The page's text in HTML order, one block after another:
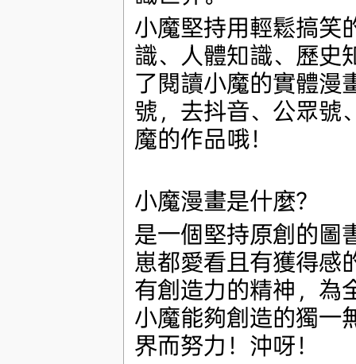
小魔堅持用輕鬆搞笑
識、人體知識、歷史
了閱讀小魔的實體漫
號，去抖音、公眾號
魔的作品哦！
小魔漫畫是什麼？
是一個堅持原創的圖
崽都愛看且有獲得感
有創造力的精神，為
小魔能夠創造的獨一
界而努力！沖呀！